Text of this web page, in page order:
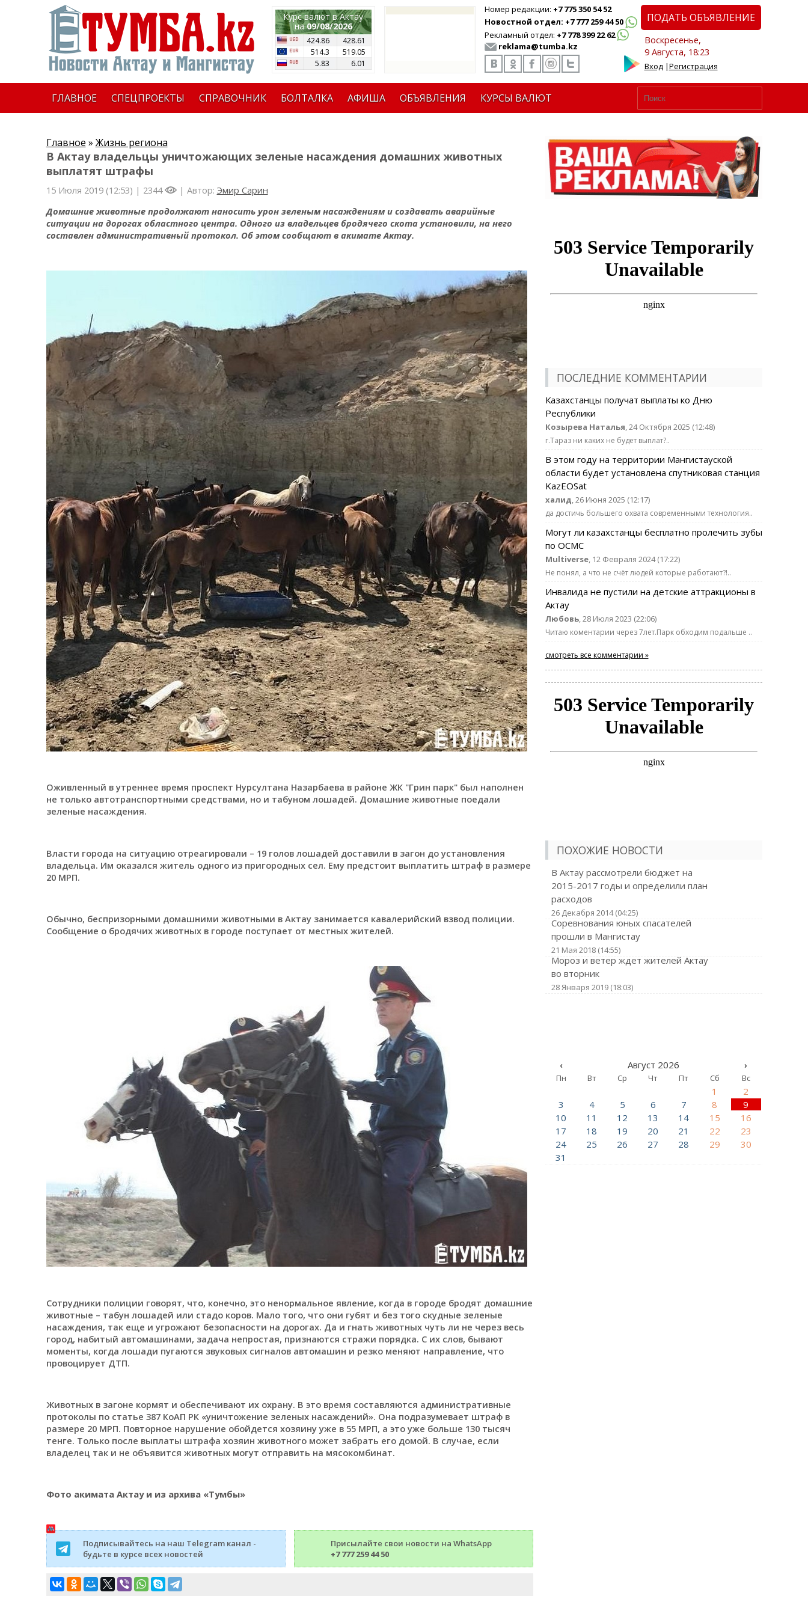
Курс валют в Актау
на09/08/2026
424.86
428.61
514.3
519.05
5.83
6.01
Номер редакции: +7 775 350 54 52
Новостной отдел: +7 777 259 44 50
Рекламный отдел: +7 778 399 22 62
reklama@tumba.kz
ПОДАТЬ ОБЪЯВЛЕНИЕ
Воскресенье,
9 Августа, 18:23
Вход|Регистрация
ГЛАВНОЕ СПЕЦПРОЕКТЫ СПРАВОЧНИК БОЛТАЛКА АФИША ОБЪЯВЛЕНИЯ КУРСЫ ВАЛЮТ
Главное » Жизнь региона
В Актау владельцы уничтожающих зеленые насаждения домашних животных
выплатят штрафы
15 Июля 2019 (12:53) | 2344 | Автор: Эмир Сарин
Домашние животные продолжают наносить урон зеленым насаждениям и создавать аварийные
ситуации на дорогах областного центра. Одного из владельцев бродячего скота установили, на него
составлен административный протокол. Об этом сообщают в акимате Актау.
Оживленный в утреннее время проспект Нурсултана Назарбаева в районе ЖК "Грин парк" был наполнен
не только автотранспортными средствами, но и табуном лошадей. Домашние животные поедали
зеленые насаждения.
Власти города на ситуацию отреагировали – 19 голов лошадей доставили в загон до установления
владельца. Им оказался житель одного из пригородных сел. Ему предстоит выплатить штраф в размере
20 МРП.
Обычно, беспризорными домашними животными в Актау занимается кавалерийский взвод полиции.
Сообщение о бродячих животных в городе поступает от местных жителей.
Сотрудники полиции говорят, что, конечно, это ненормальное явление, когда в городе бродят домашние
животные – табун лошадей или стадо коров. Мало того, что они губят и без того скудные зеленые
насаждения, так еще и угрожают безопасности на дорогах. Да и гнать животных чуть ли не через весь
город, набитый автомашинами, задача непростая, признаются стражи порядка. С их слов, бывают
моменты, когда лошади пугаются звуковых сигналов автомашин и резко меняют направление, что
провоцирует ДТП.
Животных в загоне кормят и обеспечивают их охрану. В это время составляются административные
протоколы по статье 387 КоАП РК «уничтожение зеленых насаждений». Она подразумевает штраф в
размере 20 МРП. Повторное нарушение обойдется хозяину уже в 55 МРП, а это уже больше 130 тысяч
тенге. Только после выплаты штрафа хозяин животного может забрать его домой. В случае, если
владелец так и не объявится животных могут отправить на мясокомбинат.
Фото акимата Актау и из архива «Тумбы»
Подписывайтесь на наш Telegram канал -
будьте в курсе всех новостей
Присылайте свои новости на WhatsApp
+7 777 259 44 50
ПОСЛЕДНИЕ КОММЕНТАРИИ
Казахстанцы получат выплаты ко Дню
Республики
Козырева Наталья, 24 Октября 2025 (12:48)
г.Тараз ни каких не будет выплат?..
В этом году на территории Мангистауской
области будет установлена спутниковая станция
KazEOSat
халид, 26 Июня 2025 (12:17)
да достичь большего охвата современными технология..
Могут ли казахстанцы бесплатно пролечить зубы
по ОСМС
Multiverse, 12 Февраля 2024 (17:22)
Не понял, а что не счёт людей которые работают?!..
Инвалида не пустили на детские аттракционы в
Актау
Любовь, 28 Июля 2023 (22:06)
Читаю коментарии через 7лет.Парк обходим подальше ..
смотреть все комментарии »
ПОХОЖИЕ НОВОСТИ
В Актау рассмотрели бюджет на
2015-2017 годы и определили план
расходов
26 Декабря 2014 (04:25)
Соревнования юных спасателей
прошли в Мангистау
21 Мая 2018 (14:55)
Мороз и ветер ждет жителей Актау
во вторник
28 Января 2019 (18:03)
‹ Август 2026 ›
Пн Вт Ср Чт Пт Сб Вс
1
2
3
4 5 6 7 8
9
10
11 12 13 14 15
16
17
18 19 20 21 22
23
24
25 26 27 28 29
30
31